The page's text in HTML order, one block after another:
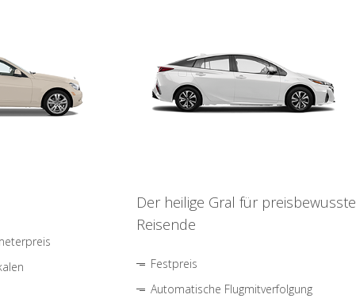
Der heilige Gral für preisbewusste
Reisende
Festpreis
Automatische Flugmitverfolgung